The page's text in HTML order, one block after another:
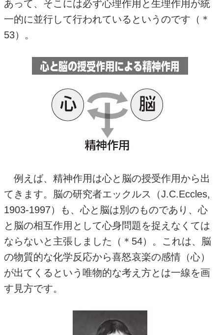
あって、そこには必ず心理作用と生理作用が統
一的に並行して行われているというのです（＊
53）。
例えば、精神作用は心と脳の授受作用から出
てきます。脳の研究者エックルス（J.C.Eccles,
1903-1997）も、心と脳は別のものであり、心
と脳の相互作用として心身問題を捉えなくては
ならないと主張しました（＊ 54）。これは、脳
の物質的な化学反応から喜怒哀楽の感情（心）
が出てくるという唯物的な考え方とは一線を画
す見方です。